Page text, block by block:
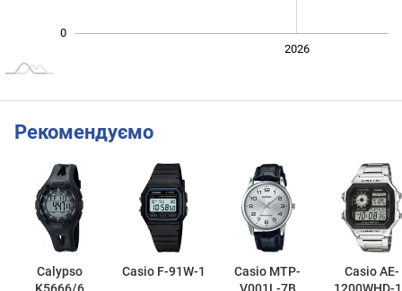
0
2026
Рекомендуємо
Calypso
Casio F-91W-1
Casio MTP-
Casio AE-